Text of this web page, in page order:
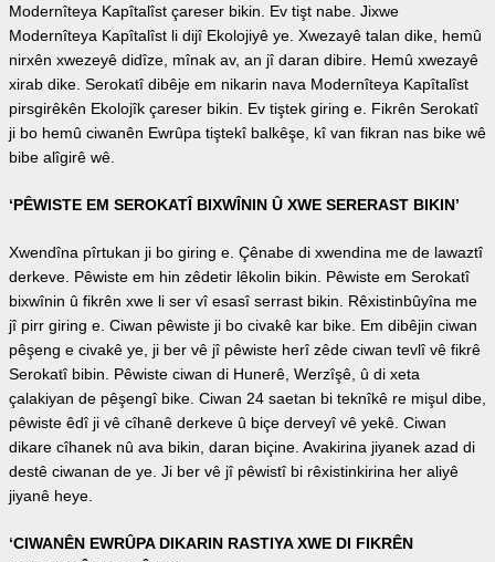
Modernîteya Kapîtalîst çareser bikin. Ev tişt nabe. Jixwe
Modernîteya Kapîtalîst li dijî Ekolojiyê ye. Xwezayê talan dike, hemû
nirxên xwezeyê didîze, mînak av, an jî daran dibire. Hemû xwezayê
xirab dike. Serokatî dibêje em nikarin nava Modernîteya Kapîtalîst
pirsgirêkên Ekolojîk çareser bikin. Ev tiştek giring e. Fikrên Serokatî
ji bo hemû ciwanên Ewrûpa tiştekî balkêşe, kî van fikran nas bike wê
bibe alîgirê wê.
‘PÊWISTE EM SEROKATÎ BIXWÎNIN Û XWE SERERAST BIKIN’
Xwendîna pîrtukan ji bo giring e. Çênabe di xwendina me de lawaztî
derkeve. Pêwiste em hin zêdetir lêkolin bikin. Pêwiste em Serokatî
bixwînin û fikrên xwe li ser vî esasî serrast bikin. Rêxistinbûyîna me
jî pirr giring e. Ciwan pêwiste ji bo civakê kar bike. Em dibêjin ciwan
pêşeng e civakê ye, ji ber vê jî pêwiste herî zêde ciwan tevlî vê fikrê
Serokatî bibin. Pêwiste ciwan di Hunerê, Werzîşê, û di xeta
çalakiyan de pêşengî bike. Ciwan 24 saetan bi teknîkê re mişul dibe,
pêwiste êdî ji vê cîhanê derkeve û biçe derveyî vê yekê. Ciwan
dikare cîhanek nû ava bikin, daran biçine. Avakirina jiyanek azad di
destê ciwanan de ye. Ji ber vê jî pêwistî bi rêxistinkirina her aliyê
jiyanê heye.
‘CIWANÊN EWRÛPA DIKARIN RASTIYA XWE DI FIKRÊN